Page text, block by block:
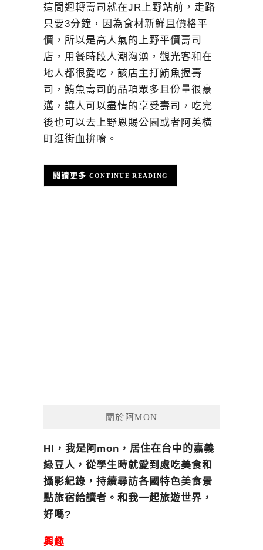
這間迴轉壽司就在JR上野站前，走路
只要3分鐘，因為食材新鮮且價格平
價，所以是高人氣的上野平價壽司
店，用餐時段人潮洶湧，觀光客和在
地人都很愛吃，該店主打鮪魚握壽
司，鮪魚壽司的品項眾多且份量很豪
邁，讓人可以盡情的享受壽司，吃完
後也可以去上野恩賜公園或者阿美橫
町逛街血拚唷。
CONTINUE READING
關於阿MON
HI，我是阿mon，居住在台中的嘉義
綠豆人，從學生時就愛到處吃美食和
攝影紀錄，持續尋訪各國特色美食景
點旅宿給讀者。和我一起旅遊世界，
好嗎?
興趣